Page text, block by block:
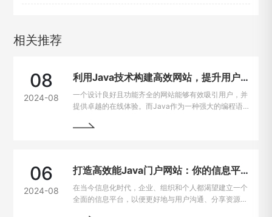
相关推荐
08
2024-08
利用Java技术构建高效网站，提升用户在线体验
一个设计良好且功能齐全的网站能够有效吸引用户，并
提供卓越的在线体验。而Java作为一种强大的编程语
的热门选择。
06
2024-08
打造高效能Java门户网站：你的信息平台解决方案
在当今信息化时代，企业、组织和个人都渴望建立一个
全面的信息平台，以便更好地与用户沟通、分享资源和